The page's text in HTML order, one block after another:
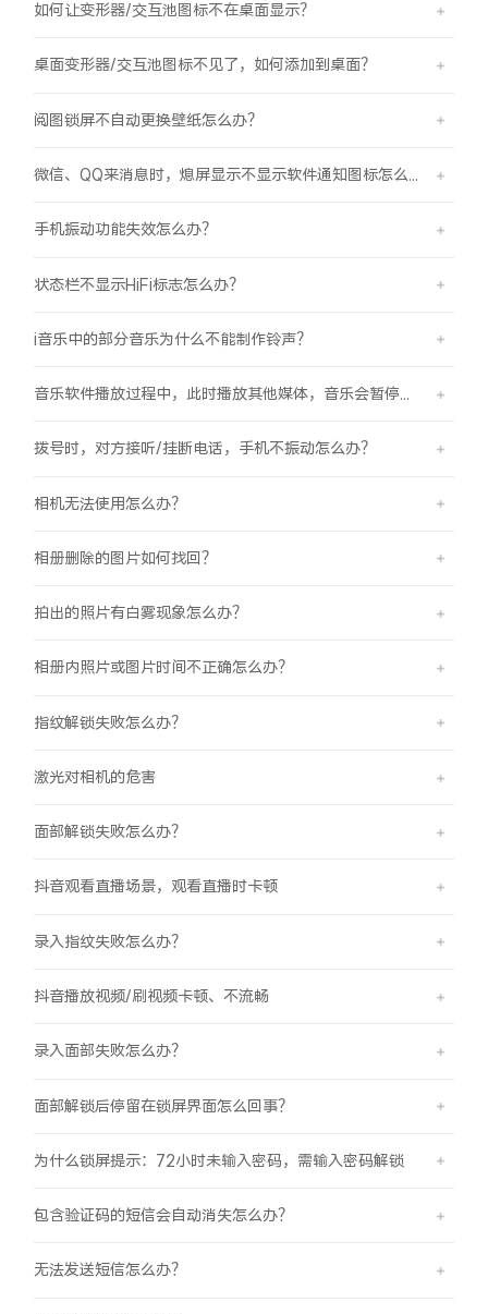
如何让变形器/交互池图标不在桌面显示？
桌面变形器/交互池图标不见了，如何添加到桌面？
阅图锁屏不自动更换壁纸怎么办？
手机振动功能失效怎么办？
状态栏不显示HiFi标志怎么办？
i音乐中的部分音乐为什么不能制作铃声？
拨号时，对方接听/挂断电话，手机不振动怎么办？
相机无法使用怎么办？
相册删除的图片如何找回？
拍出的照片有白雾现象怎么办？
相册内照片或图片时间不正确怎么办？
指纹解锁失败怎么办？
激光对相机的危害
面部解锁失败怎么办？
抖音观看直播场景，观看直播时卡顿
录入指纹失败怎么办？
抖音播放视频/刷视频卡顿、不流畅
录入面部失败怎么办？
面部解锁后停留在锁屏界面怎么回事？
为什么锁屏提示：72小时未输入密码，需输入密码解锁
包含验证码的短信会自动消失怎么办？
无法发送短信怎么办？